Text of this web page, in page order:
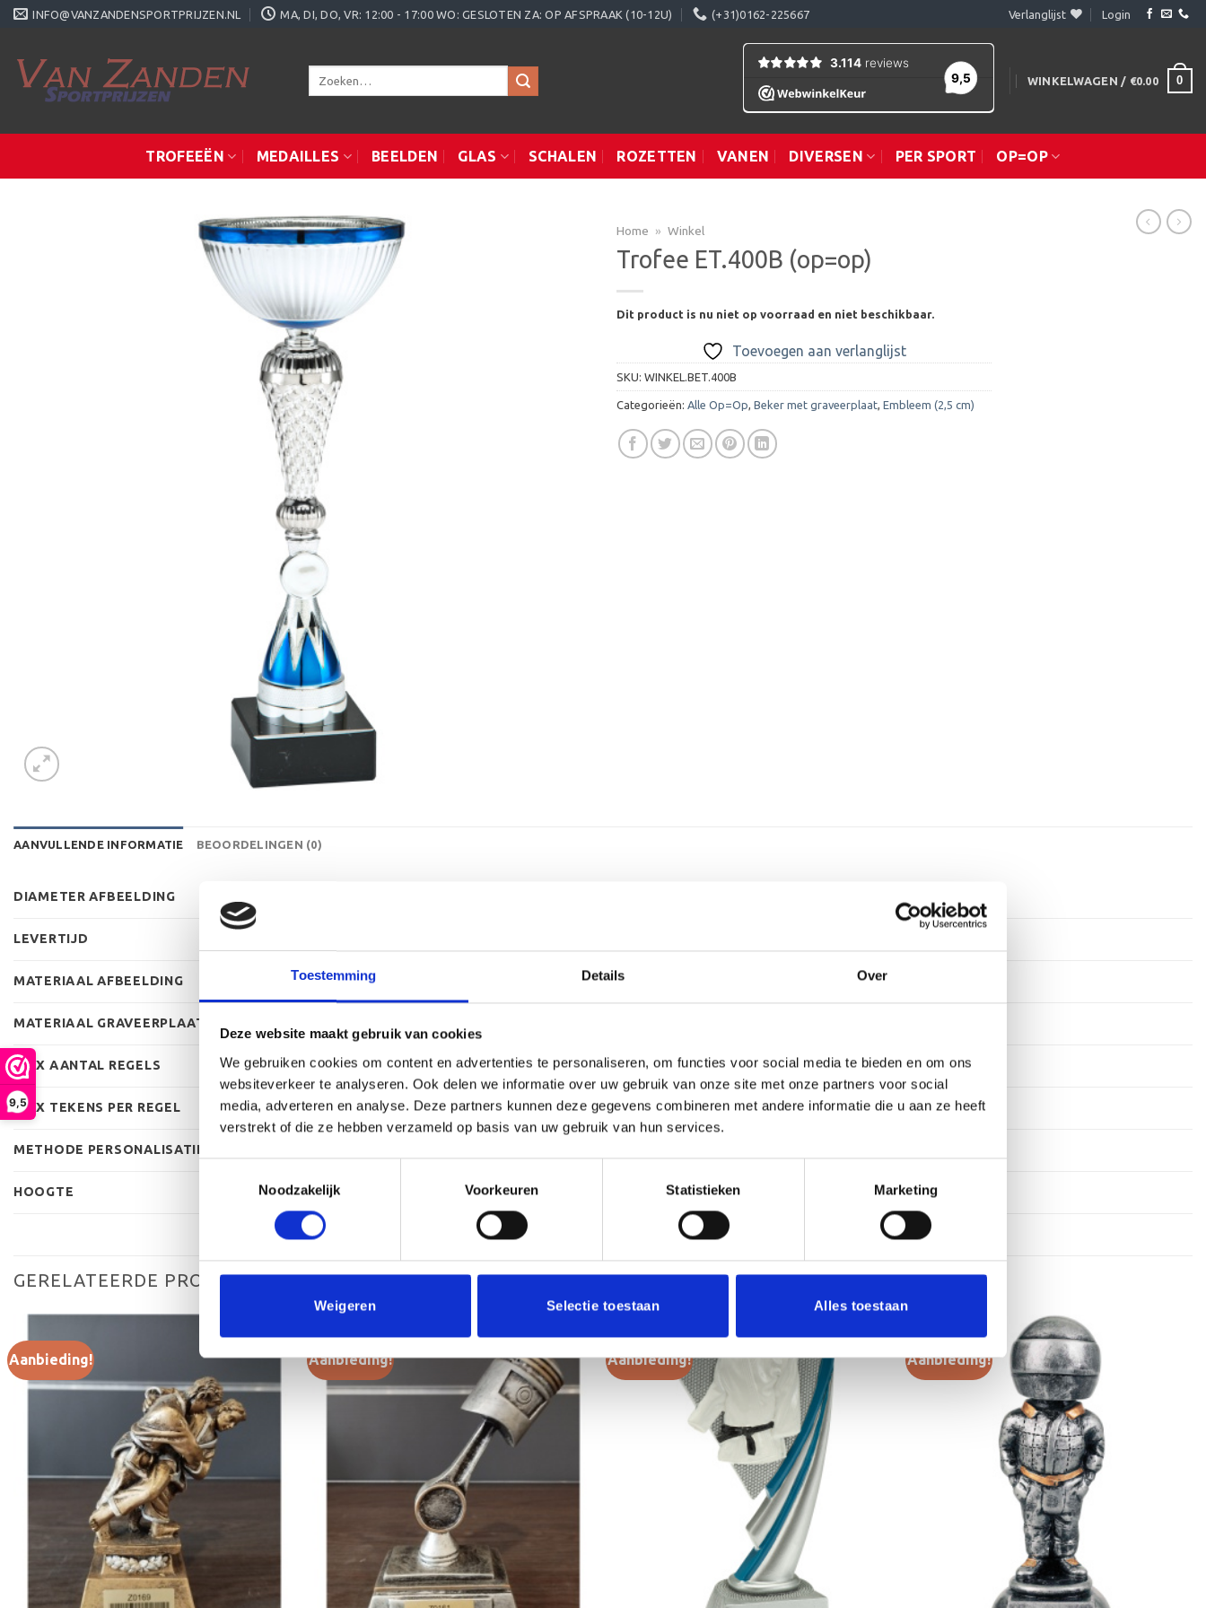
Toestemming Details Over
Deze website maakt gebruik van cookies
We gebruiken cookies om content en advertenties te personaliseren, om functies voor social media te bieden en om ons
websiteverkeer te analyseren. Ook delen we informatie over uw gebruik van onze site met onze partners voor social
media, adverteren en analyse. Deze partners kunnen deze gegevens combineren met andere informatie die u aan ze heeft
verstrekt of die ze hebben verzameld op basis van uw gebruik van hun services.
Noodzakelijk
Voorkeuren Statistieken Marketing
Weigeren Selectie toestaan Alles toestaan
9,5
Ga
INFO@VANZANDENSPORTPRIJZEN.NL MA, DI, DO, VR: 12:00 - 17:00 WO: GESLOTEN ZA: OP AFSPRAAK (10-12U) (+31)0162-225667 Verlanglijst Login
Zoeken
WINKELWAGEN / €0.00 0
TROFEEËN MEDAILLES BEELDEN GLAS SCHALEN ROZETTEN VANEN DIVERSEN PER SPORT OP=OP
Home » Winkel
Trofee ET.400B (op=op)
Dit product is nu niet op voorraad en niet beschikbaar.
Toevoegen aan verlanglijst
SKU: WINKEL.BET.400B
Categorieën: Alle Op=Op Beker met graveerplaat Embleem (2,5 cm)
AANVULLENDE INFORMATIE BEOORDELINGEN (0)
DIAMETER AFBEELDING
LEVERTIJD
MATERIAAL AFBEELDING
MATERIAAL GRAVEERPLAAT
MAX AANTAL REGELS 3 regels
MAX TEKENS PER REGEL 30 leestekens
METHODE PERSONALISATIE
HOOGTE 23 cm, 25 cm, 26 cm, 28 cm, 30 cm, 32 cm, 34 cm, 35 cm
GERELATEERDE PRODUCTEN
Aanbieding!
Toevoegen
aan
verlanglijst
Aanbieding!
Toevoegen
aan
verlanglijst
Aanbieding!
Toevoegen
verlanglijst
Aanbieding!